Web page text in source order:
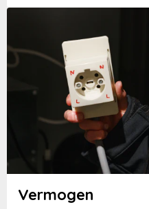
Vermogen